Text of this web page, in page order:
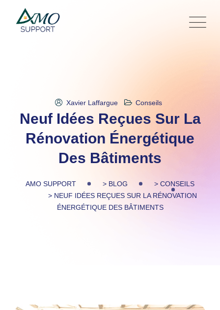
content
Xavier Laffargue Conseils
Neuf Idées Reçues Sur La
Rénovation Énergétique
Des Bâtiments
AMO SUPPORT > BLOG > CONSEILS
> NEUF IDÉES REÇUES SUR LA RÉNOVATION
ÉNERGÉTIQUE DES BÂTIMENTS